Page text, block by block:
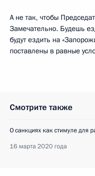
А не так, чтобы
Замечательно. Будешь
будут ездить на
поставлены в равные
Смотрите также
О санкциях как стимуле для
16 марта 2020 года